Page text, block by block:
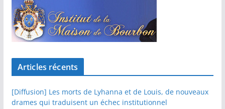
Articles récents
[Diffusion] Les morts de Lyhanna et de Louis, de nouveaux
drames qui traduisent un échec institutionnel